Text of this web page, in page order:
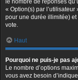
le nombre de réponses
« Option(s) par
pour une durée illimitée)
vote.
Haut
Pourquoi ne puis-je pas
Le nombre d’options
vous avez besoin